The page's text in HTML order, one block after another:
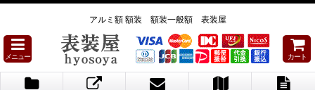
アルミ額 額装 額装一般額 表装屋
メニュー カート